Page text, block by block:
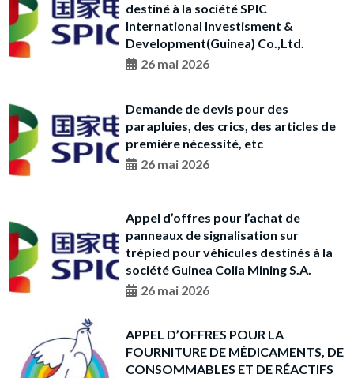
destiné à la société SPIC
International Investisment &
Development(Guinea) Co.,Ltd.
26 mai 2026
Demande de devis pour des
parapluies, des crics, des articles de
première nécessité, etc
26 mai 2026
Appel d’offres pour l’achat de
panneaux de signalisation sur
trépied pour véhicules destinés à la
société Guinea Colia Mining S.A.
26 mai 2026
APPEL D’OFFRES POUR LA
FOURNITURE DE MÉDICAMENTS, DE
CONSOMMABLES ET DE RÉACTIFS